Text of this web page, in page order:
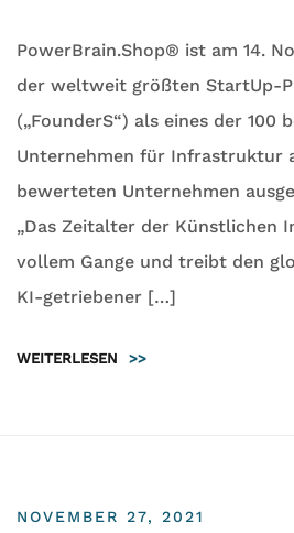
PowerBrain.Shop® ist am 14.
der weltweit größten StartUp-
(„FounderS“) als eines der 100
Unternehmen für Infrastruktur
bewerteten Unternehmen
„Das Zeitalter der Künstlichen
vollem Gange und treibt den
KI-getriebener […]
WEITERLESEN >>
NOVEMBER 27, 2021